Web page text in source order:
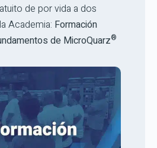
de por vida a dos
Academia: Formación
de MicroQuarz®